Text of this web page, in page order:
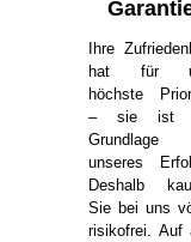
Ihre
hat für
höchste
– sie ist
Grundlage
unseres
Deshalb
Sie bei uns
risikofrei. Auf